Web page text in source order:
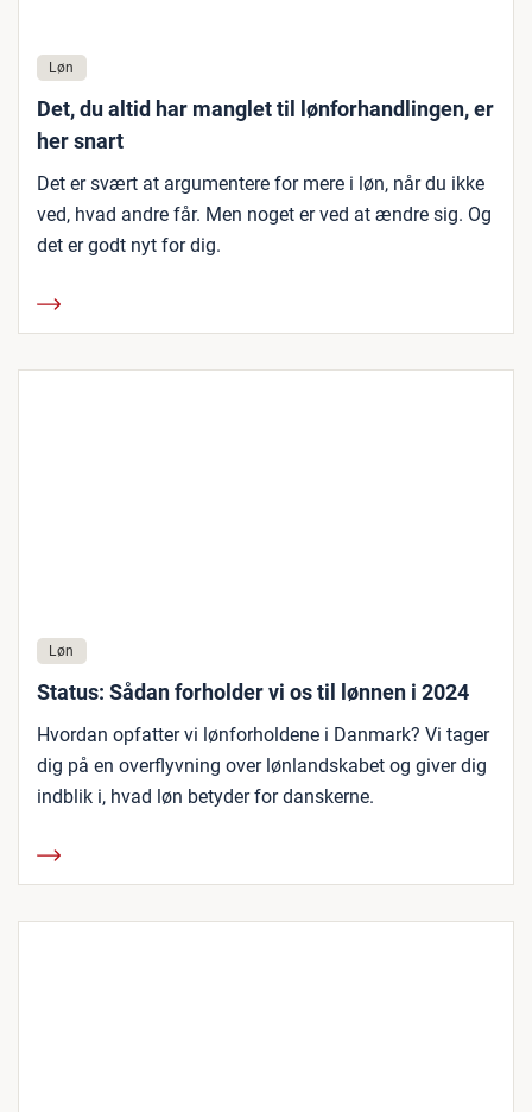
Løn
Det, du altid har manglet til lønforhandlingen, er
her snart
Det er svært at argumentere for mere i løn, når du ikke
ved, hvad andre får. Men noget er ved at ændre sig. Og
det er godt nyt for dig.
Løn
Status: Sådan forholder vi os til lønnen i 2024
Hvordan opfatter vi lønforholdene i Danmark? Vi tager
dig på en overflyvning over lønlandskabet og giver dig
indblik i, hvad løn betyder for danskerne.